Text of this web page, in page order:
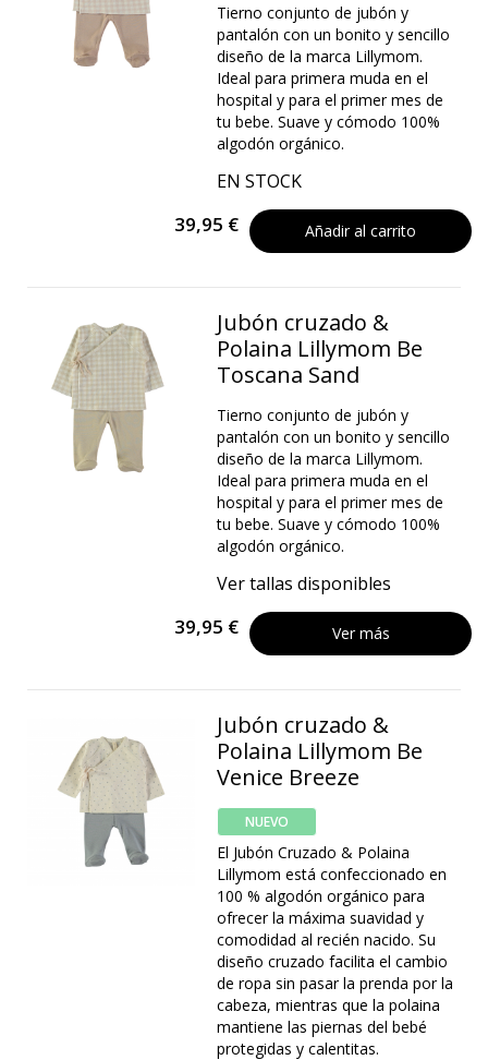
Tierno conjunto de jubón y
pantalón con un bonito y sencillo
diseño de la marca Lillymom.
Ideal para primera muda en el
hospital y para el primer mes de
tu bebe. Suave y cómodo 100%
algodón orgánico.
EN STOCK
39,95 € Añadir al carrito
Jubón cruzado &
Polaina Lillymom Be
Toscana Sand
Tierno conjunto de jubón y
pantalón con un bonito y sencillo
diseño de la marca Lillymom.
Ideal para primera muda en el
hospital y para el primer mes de
tu bebe. Suave y cómodo 100%
algodón orgánico.
Ver tallas disponibles
39,95 € Ver más
Jubón cruzado &
Polaina Lillymom Be
Venice Breeze
NUEVO
El Jubón Cruzado & Polaina
Lillymom está confeccionado en
100 % algodón orgánico para
ofrecer la máxima suavidad y
comodidad al recién nacido. Su
diseño cruzado facilita el cambio
de ropa sin pasar la prenda por la
cabeza, mientras que la polaina
mantiene las piernas del bebé
protegidas y calentitas.